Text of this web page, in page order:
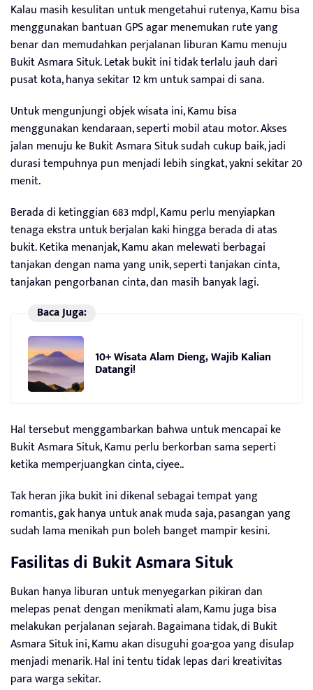
Kalau masih kesulitan untuk mengetahui rutenya, Kamu bisa
menggunakan bantuan GPS agar menemukan rute yang
benar dan memudahkan perjalanan liburan Kamu menuju
Bukit Asmara Situk. Letak bukit ini tidak terlalu jauh dari
pusat kota, hanya sekitar 12 km untuk sampai di sana.
Untuk mengunjungi objek wisata ini, Kamu bisa
menggunakan kendaraan, seperti mobil atau motor. Akses
jalan menuju ke Bukit Asmara Situk sudah cukup baik, jadi
durasi tempuhnya pun menjadi lebih singkat, yakni sekitar 20
menit.
Berada di ketinggian 683 mdpl, Kamu perlu menyiapkan
tenaga ekstra untuk berjalan kaki hingga berada di atas
bukit. Ketika menanjak, Kamu akan melewati berbagai
tanjakan dengan nama yang unik, seperti tanjakan cinta,
tanjakan pengorbanan cinta, dan masih banyak lagi.
Baca Juga:
10+ Wisata Alam Dieng, Wajib Kalian
Datangi!
Hal tersebut menggambarkan bahwa untuk mencapai ke
Bukit Asmara Situk, Kamu perlu berkorban sama seperti
ketika memperjuangkan cinta, ciyee..
Tak heran jika bukit ini dikenal sebagai tempat yang
romantis, gak hanya untuk anak muda saja, pasangan yang
sudah lama menikah pun boleh banget mampir kesini.
Fasilitas di Bukit Asmara Situk
Bukan hanya liburan untuk menyegarkan pikiran dan
melepas penat dengan menikmati alam, Kamu juga bisa
melakukan perjalanan sejarah. Bagaimana tidak, di Bukit
Asmara Situk ini, Kamu akan disuguhi goa-goa yang disulap
menjadi menarik. Hal ini tentu tidak lepas dari kreativitas
para warga sekitar.